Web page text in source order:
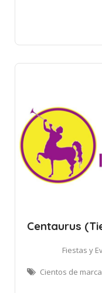
Centaurus
Fiestas y
Cientos de